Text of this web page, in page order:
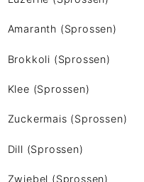
Amaranth (Sprossen)
Brokkoli (Sprossen)
Klee (Sprossen)
Zuckermais (Sprossen)
Dill (Sprossen)
Zwiebel (Sprossen)